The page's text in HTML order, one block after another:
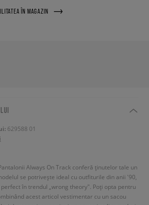
ÎN MAGAZIN
629588 01
Always On Track conferă ținutelor tale un
se potrivește ideal cu outfiturile din anii '90,
în trendul „wrong theory". Poți opta pentru
acest articol vestimentar cu un sacou